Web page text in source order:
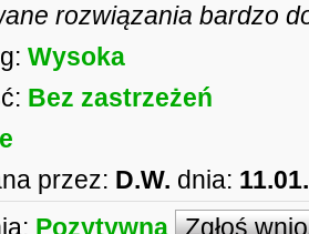
rozwiązania bardzo
Wysoka
Bez zastrzeżeń
przez: D.W. dnia:
Pozytywna Zgłoś